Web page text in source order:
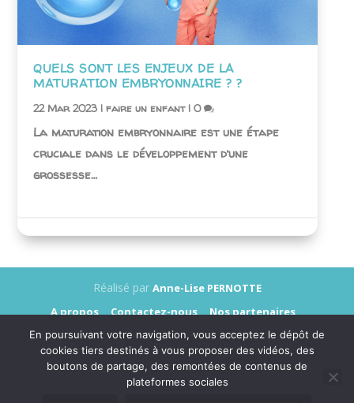
QUELS SONT LES ENJEUX DE LA
MATURATION EMBRYONNAIRE ? ?
22 Mar 2023 |faire un enfant|0
La maturation embryonnaire est une étape
cruciale dans le développement d’une
grossesse…
Réalisé par Anne-Lise PERNOTTE
A propos
Contactez-nous
Nos partenaires
Annonceurs
Presse
Mentions légales
Données personnelles
En poursuivant votre navigation, vous acceptez le dépôt de
cookies tiers destinés à vous proposer des vidéos, des
boutons de partage, des remontées de contenus de
plateformes sociales